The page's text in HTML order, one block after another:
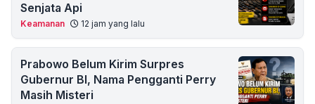
Senjata Api
Keamanan 12 jam yang lalu
Prabowo Belum Kirim Surpres
Gubernur BI, Nama Pengganti Perry
Masih Misteri